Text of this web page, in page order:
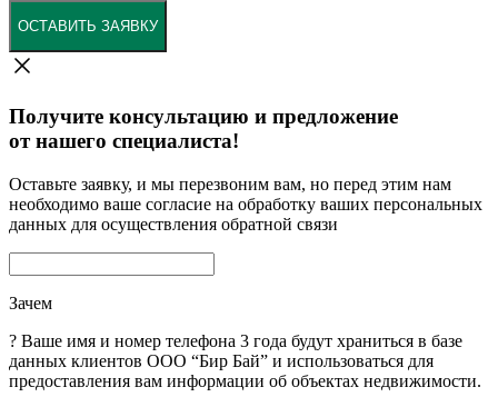
ОСТАВИТЬ ЗАЯВКУ
Получите консультацию и предложение
от нашего специалиста!
Оставьте заявку, и мы перезвоним вам, но перед этим нам
необходимо ваше согласие на обработку ваших персональных
данных для осуществления обратной связи
Зачем
? Ваше имя и номер телефона 3 года будут храниться в базе
данных клиентов ООО “Бир Бай” и использоваться для
предоставления вам информации об объектах недвижимости.